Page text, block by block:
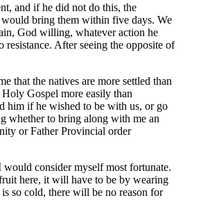
and if he did not do this, the
would bring them within five days. We
God willing, whatever action he
After seeing the opposite of
that the natives are more settled than
Gospel more easily than
him if he wished to be with us, or go
whether to bring along with me an
or Father Provincial order
consider myself most fortunate.
here, it will have to be by wearing
so cold, there will be no reason for